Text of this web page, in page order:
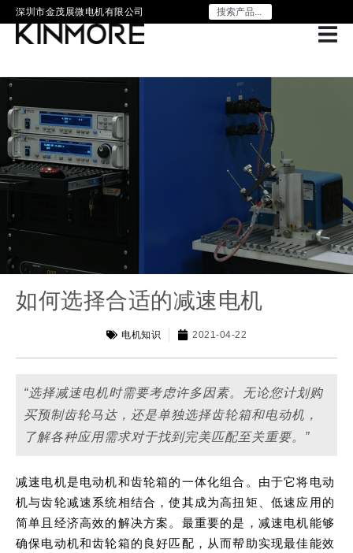
深圳市金茂展微电机有限公司
如何选择合适的减速电机
电机知识 2021-04-22
“选择减速电机时需要考虑许多因素。无论您计划购
买预制齿轮马达，还是单独选择齿轮箱和电动机，
了解各种应用需求对于找到完美匹配至关重要。”
减速电机是电动机和齿轮箱的一体化组合。由于它将电动
机与齿轮减速系统相结合，使其成为高扭矩、低速应用的
简单且经济高效的解决方案。最重要的是，减速电机能够
确保电动机和齿轮箱的良好匹配，从而帮助实现最佳能效